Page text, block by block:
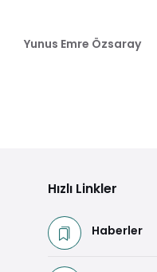
Yunus Emre Özsaray
Hızlı Linkler
Haberler